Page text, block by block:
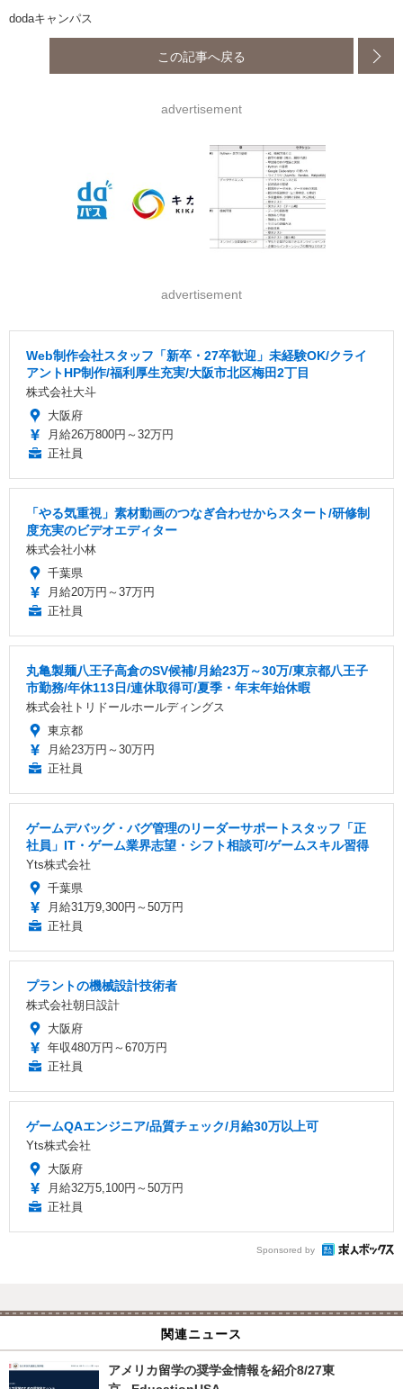
dodaキャンパス
この記事へ戻る
advertisement
advertisement
Web制作会社スタッフ「新卒・27卒歓迎」未経験OK/クライ
アントHP制作/福利厚生充実/大阪市北区梅田2丁目
株式会社大斗
大阪府
月給26万800円～32万円
正社員
「やる気重視」素材動画のつなぎ合わせからスタート/研修制
度充実のビデオエディター
株式会社小林
千葉県
月給20万円～37万円
正社員
丸亀製麺八王子高倉のSV候補/月給23万～30万/東京都八王子
市勤務/年休113日/連休取得可/夏季・年末年始休暇
株式会社トリドールホールディングス
東京都
月給23万円～30万円
正社員
ゲームデバッグ・バグ管理のリーダーサポートスタッフ「正
社員」IT・ゲーム業界志望・シフト相談可/ゲームスキル習得
Yts株式会社
千葉県
月給31万9,300円～50万円
正社員
プラントの機械設計技術者
株式会社朝日設計
大阪府
年収480万円～670万円
正社員
ゲームQAエンジニア/品質チェック/月給30万以上可
Yts株式会社
大阪府
月給32万5,100円～50万円
正社員
Sponsored by
関連ニュース
アメリカ留学の奨学金情報を紹介8/27東